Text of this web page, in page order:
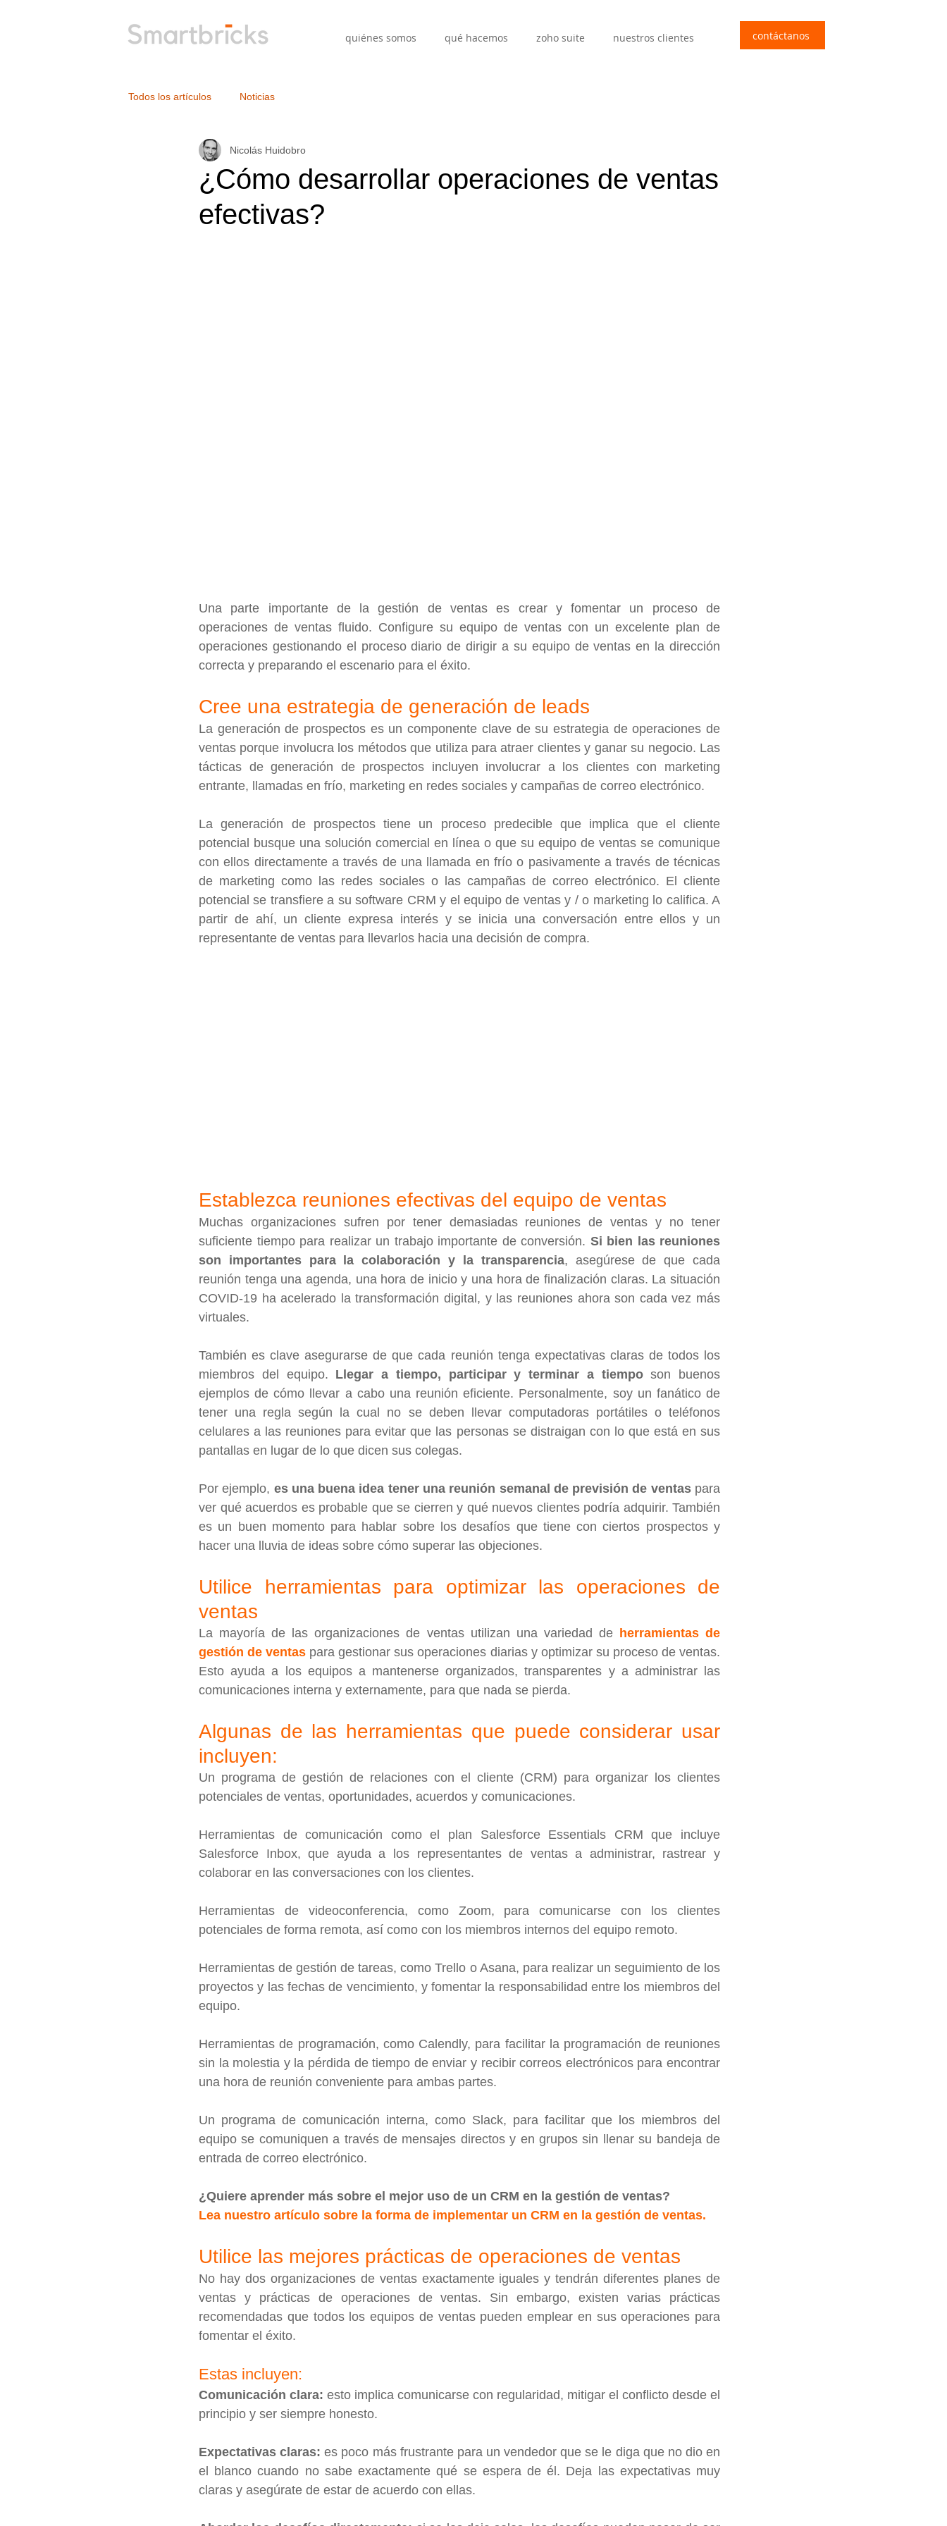
quiénes somos qué hacemos zoho suite nuestros clientes contáctanos
Todos los artículos Noticias
¿Cómo desarrollar operaciones de ventas
efectivas?
Nicolás Huidobro
Una parte importante de la gestión de ventas es crear y fomentar un proceso de
operaciones de ventas fluido. Configure su equipo de ventas con un excelente plan de
operaciones gestionando el proceso diario de dirigir a su equipo de ventas en la dirección
correcta y preparando el escenario para el éxito.
Cree una estrategia de generación de leads
La generación de prospectos es un componente clave de su estrategia de operaciones de
ventas porque involucra los métodos que utiliza para atraer clientes y ganar su negocio. Las
tácticas de generación de prospectos incluyen involucrar a los clientes con marketing
entrante, llamadas en frío, marketing en redes sociales y campañas de correo electrónico.
La generación de prospectos tiene un proceso predecible que implica que el cliente
potencial busque una solución comercial en línea o que su equipo de ventas se comunique
con ellos directamente a través de una llamada en frío o pasivamente a través de técnicas
de marketing como las redes sociales o las campañas de correo electrónico. El cliente
potencial se transfiere a su software CRM y el equipo de ventas y / o marketing lo califica. A
partir de ahí, un cliente expresa interés y se inicia una conversación entre ellos y un
representante de ventas para llevarlos hacia una decisión de compra.
Establezca reuniones efectivas del equipo de ventas
Muchas organizaciones sufren por tener demasiadas reuniones de ventas y no tener
suficiente tiempo para realizar un trabajo importante de conversión. Si bien las reuniones
son importantes para la colaboración y la transparencia, asegúrese de que cada
reunión tenga una agenda, una hora de inicio y una hora de finalización claras. La situación
COVID-19 ha acelerado la transformación digital, y las reuniones ahora son cada vez más
virtuales.
También es clave asegurarse de que cada reunión tenga expectativas claras de todos los
miembros del equipo. Llegar a tiempo, participar y terminar a tiempo son buenos
ejemplos de cómo llevar a cabo una reunión eficiente. Personalmente, soy un fanático de
tener una regla según la cual no se deben llevar computadoras portátiles o teléfonos
celulares a las reuniones para evitar que las personas se distraigan con lo que está en sus
pantallas en lugar de lo que dicen sus colegas.
Por ejemplo, es una buena idea tener una reunión semanal de previsión de ventas para
ver qué acuerdos es probable que se cierren y qué nuevos clientes podría adquirir. También
es un buen momento para hablar sobre los desafíos que tiene con ciertos prospectos y
hacer una lluvia de ideas sobre cómo superar las objeciones.
Utilice herramientas para optimizar las operaciones de
ventas
La mayoría de las organizaciones de ventas utilizan una variedad de herramientas de
gestión de ventas para gestionar sus operaciones diarias y optimizar su proceso de ventas.
Esto ayuda a los equipos a mantenerse organizados, transparentes y a administrar las
comunicaciones interna y externamente, para que nada se pierda.
Algunas de las herramientas que puede considerar usar
incluyen:
Un programa de gestión de relaciones con el cliente (CRM) para organizar los clientes
potenciales de ventas, oportunidades, acuerdos y comunicaciones.
Herramientas de comunicación como el plan Salesforce Essentials CRM que incluye
Salesforce Inbox, que ayuda a los representantes de ventas a administrar, rastrear y
colaborar en las conversaciones con los clientes.
Herramientas de videoconferencia, como Zoom, para comunicarse con los clientes
potenciales de forma remota, así como con los miembros internos del equipo remoto.
Herramientas de gestión de tareas, como Trello o Asana, para realizar un seguimiento de los
proyectos y las fechas de vencimiento, y fomentar la responsabilidad entre los miembros del
equipo.
Herramientas de programación, como Calendly, para facilitar la programación de reuniones
sin la molestia y la pérdida de tiempo de enviar y recibir correos electrónicos para encontrar
una hora de reunión conveniente para ambas partes.
Un programa de comunicación interna, como Slack, para facilitar que los miembros del
equipo se comuniquen a través de mensajes directos y en grupos sin llenar su bandeja de
entrada de correo electrónico.
¿Quiere aprender más sobre el mejor uso de un CRM en la gestión de ventas?
Lea nuestro artículo sobre la forma de implementar un CRM en la gestión de ventas.
Utilice las mejores prácticas de operaciones de ventas
No hay dos organizaciones de ventas exactamente iguales y tendrán diferentes planes de
ventas y prácticas de operaciones de ventas. Sin embargo, existen varias prácticas
recomendadas que todos los equipos de ventas pueden emplear en sus operaciones para
fomentar el éxito.
Estas incluyen:
Comunicación clara: esto implica comunicarse con regularidad, mitigar el conflicto desde el
principio y ser siempre honesto.
Expectativas claras: es poco más frustrante para un vendedor que se le diga que no dio en
el blanco cuando no sabe exactamente qué se espera de él. Deja las expectativas muy
claras y asegúrate de estar de acuerdo con ellas.